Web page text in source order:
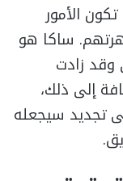
الأمور
ساكا هو
وقد زادت
إلى ذلك،
تجديد سيجعله